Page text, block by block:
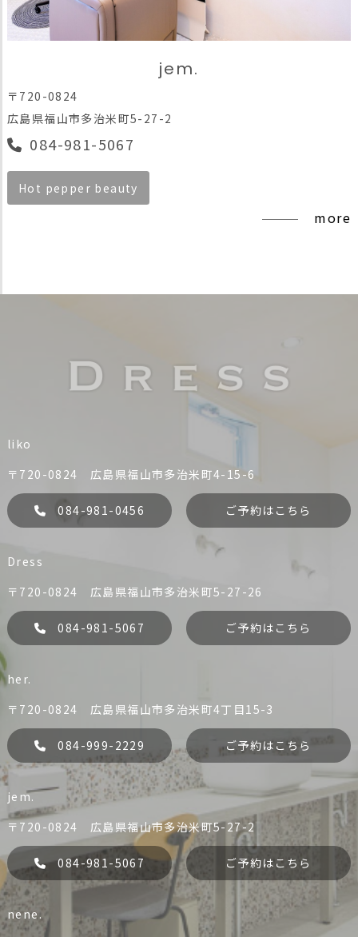
jem.
〒720-0824
広島県福山市多治米町5-27-2
084-981-5067
Hot pepper beauty
more
liko
084-981-0456
予約する
Dress
084-981-5067
her.
jem.
liko
〒720-0824 広島県福山市多治米町4-15-6
084-981-0456 ご予約はこちら
Dress
〒720-0824 広島県福山市多治米町5-27-26
084-981-5067 ご予約はこちら
her.
〒720-0824 広島県福山市多治米町4丁目15-3
084-999-2229 ご予約はこちら
jem.
〒720-0824 広島県福山市多治米町5-27-2
084-981-5067 ご予約はこちら
nene.